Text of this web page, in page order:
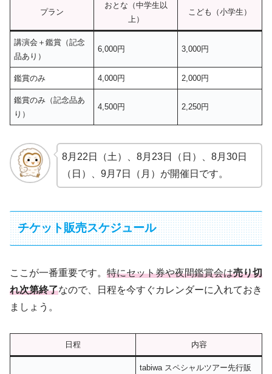
プラン
おとな（中学生以
上）
こども（小学生）
講演会＋鑑賞（記念
品あり）
6,000円 3,000円
鑑賞のみ 4,000円 2,000円
鑑賞のみ（記念品あ
り）
4,500円 2,250円
8月22日（土）、8月23日（日）、8月30日
（日）、9月7日（月）が開催日です。
チケット販売スケジュール
ここが一番重要です。 特にセット券や夜間鑑賞会は売り切
れ次第終了なので、日程を今すぐカレンダーに入れておき
ましょう。
日程 内容
tabiwa スペシャルツアー先行販